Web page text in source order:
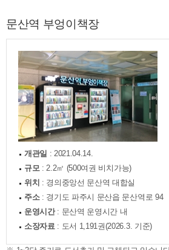
문산역 부엉이책장
개관일 : 2021.04.14.
규모: 2.2㎡ (500여권 비치가능)
위치 : 경의중앙선 문산역 대합실
주소: 경기도 파주시 문산읍 문산역로 94
운영시간: 문산역 운영시간 내
소장자료: 도서 1,191권(2026.3. 기준)